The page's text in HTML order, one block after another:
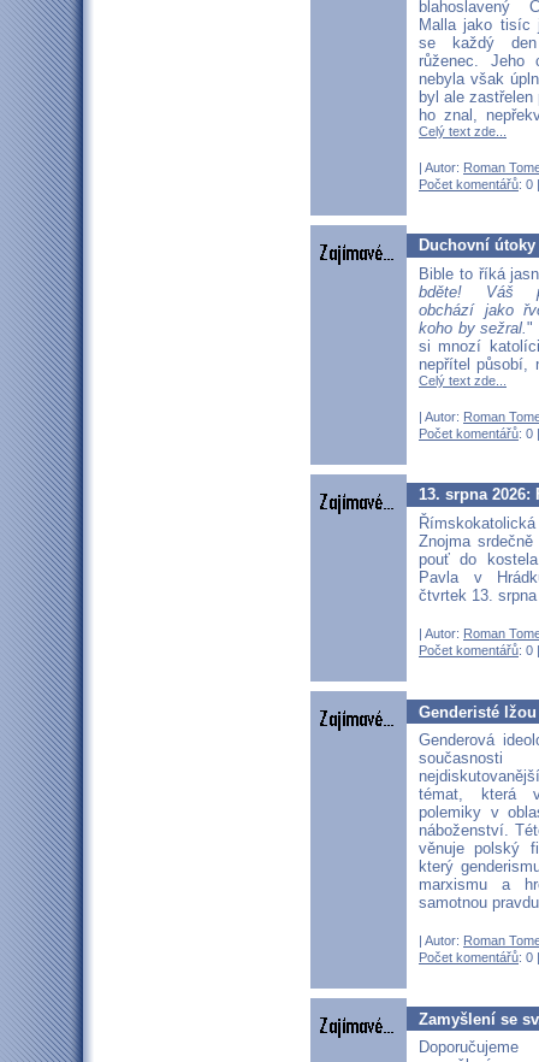
blahoslavený
Malla jako tisíc
se každý
růženec. Jeho
nebyla však
byl ale
ho znal,
Celý text zde...
| Autor: Roman
Počet komentářů: 0
Duchovní
Bible to říká
bděte! Váš
obchází jako
koho by sežral."
si mnozí
nepřítel působí,
Celý text zde...
| Autor: Roman
Počet komentářů: 0
13. srpna
Znojma
pouť do
Pavla v
čtvrtek 13.
| Autor: Roman
Počet komentářů: 0
Genderisté
Genderová
témat, která
polemiky v
náboženství.
věnuje polský
který
marxismu a
samotnou
| Autor: Roman
Počet komentářů: 0
Zamyšlení se